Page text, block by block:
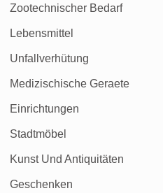
Zootechnischer Bedarf
Lebensmittel
Unfallverhütung
Medizischische Geraete
Einrichtungen
Stadtmöbel
Kunst Und Antiquitäten
Geschenken